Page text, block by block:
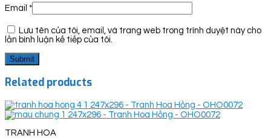
Email *
Lưu tên của tôi, email, và trang web trong trình duyệt này cho
lần bình luận kế tiếp của tôi.
Related products
TRANH HOA